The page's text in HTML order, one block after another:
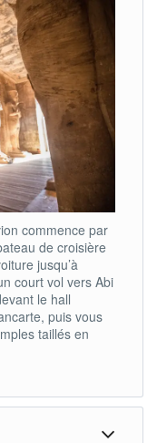
commence par
de croisière
jusqu’à
court vol vers Abi
le hall
puis vous
taillés en